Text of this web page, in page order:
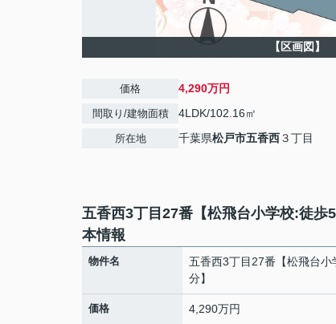
【区画図】
価格 4,290万円
間取り/建物面積 4LDK/102.16㎡
所在地 千葉県松戸市五香西３丁目
五香西3丁目27番【松飛台小学校:徒歩
本情報
物件名
五香西3丁目27番【松飛台小
分】
価格 4,290万円